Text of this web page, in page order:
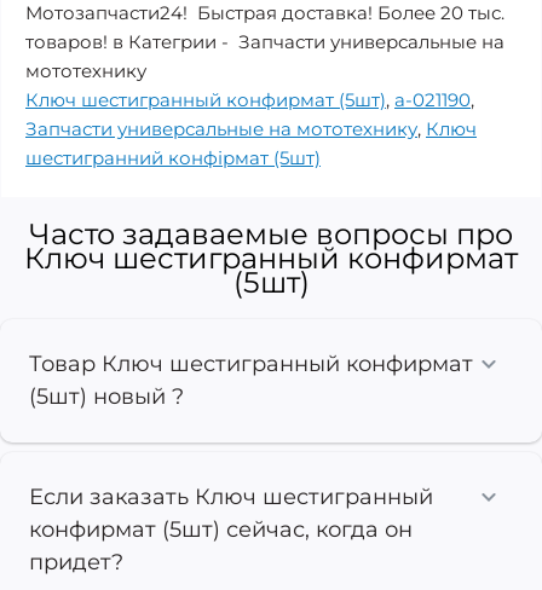
Мотозапчасти24! Быстрая доставка! Более 20 тыс.
товаров! в Категрии - Запчасти универсальные на
мототехнику
Ключ шестигранный конфирмат (5шт), a-021190,
Запчасти универсальные на мототехнику, Ключ
шестигранний конфірмат (5шт)
Часто задаваемые вопросы про
Ключ шестигранный конфирмат
(5шт)
Товар Ключ шестигранный конфирмат
(5шт) новый ?
Если заказать Ключ шестигранный
конфирмат (5шт) сейчас, когда он
придет?